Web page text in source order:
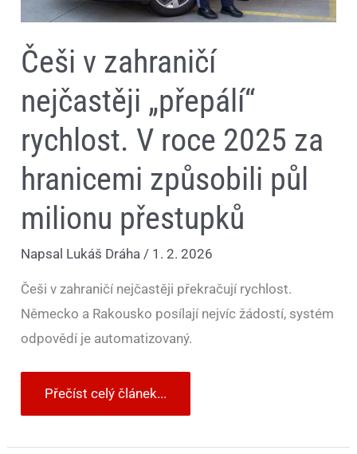
Češi v zahraničí
nejčastěji „přepálí“
rychlost. V roce 2025 za
hranicemi způsobili půl
milionu přestupků
Napsal Lukáš Dráha/ 1. 2. 2026
Češi v zahraničí nejčastěji překračují rychlost.
Německo a Rakousko posílají nejvíc žádostí, systém
odpovědí je automatizovaný.
půl
milionu
Přečíst celý článek...